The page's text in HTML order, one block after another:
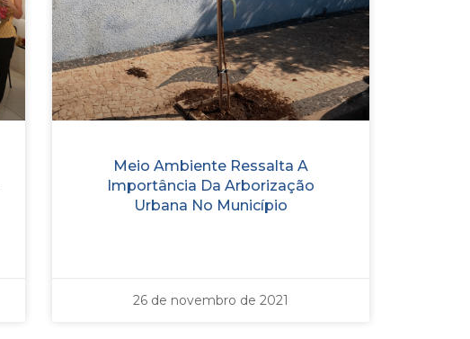
Meio Ambiente Ressalta A
Importância Da Arborização
Urbana No Município
26 de novembro de 2021